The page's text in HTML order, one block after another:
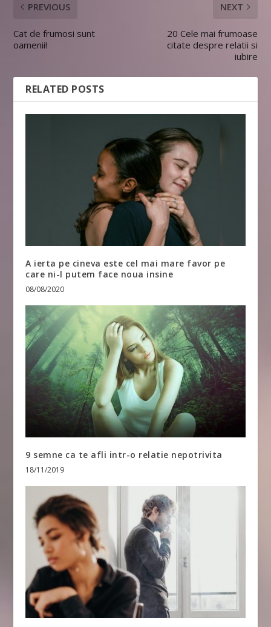
PREVIOUS
Cat de frumosi sunt
oamenii!
NEXT
20 Cele mai frumoase
citate despre relatii si
iubire
RELATED POSTS
A ierta pe cineva este cel mai mare favor pe
care ni-l putem face noua insine
08/08/2020
9 semne ca te afli intr-o relatie nepotrivita
18/11/2019